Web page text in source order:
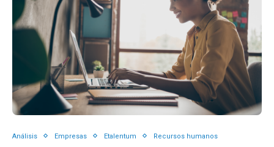
Análisis Empresas Etalentum Recursos humanos